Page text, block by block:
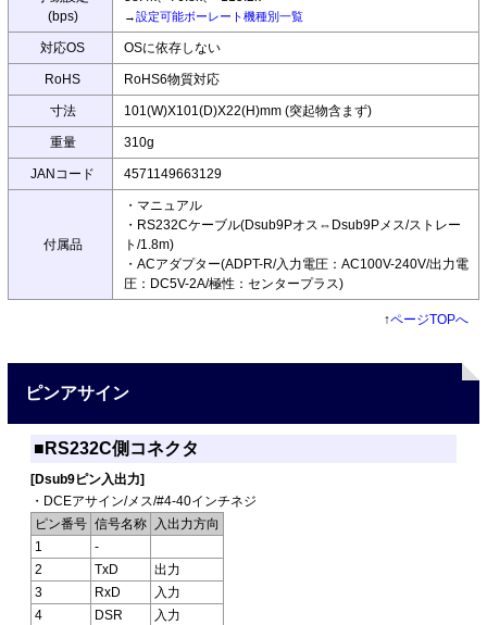
(bps)
→設定可能ボーレート機種別一覧
対応OS OSに依存しない
RoHS RoHS6物質対応
寸法 101(W)X101(D)X22(H)mm (突起物含まず)
重量 310g
JANコード 4571149663129
付属品
・マニュアル
・RS232Cケーブル(Dsub9Pオス⇔Dsub9Pメス/ストレー
ト/1.8m)
・ACアダプター(ADPT-R/入力電圧：AC100V-240V/出力電
圧：DC5V-2A/極性：センタープラス)
↑ページTOPへ
ピンアサイン
■RS232C側コネクタ
[Dsub9ピン入出力]
・DCEアサイン/メス/#4-40インチネジ
ピン番号 信号名称
入出力方向
1
-
2
TxD
出力
3
RxD
入力
4
DSR
入力